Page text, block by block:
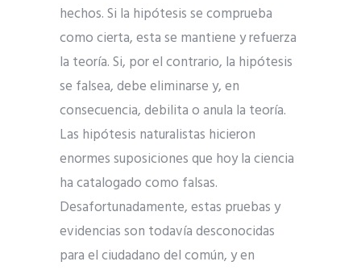
hechos. Si la hipótesis se comprueba
como cierta, esta se mantiene y refuerza
la teoría. Si, por el contrario, la hipótesis
se falsea, debe eliminarse y, en
consecuencia, debilita o anula la teoría.
Las hipótesis naturalistas hicieron
enormes suposiciones que hoy la ciencia
ha catalogado como falsas.
Desafortunadamente, estas pruebas y
evidencias son todavía desconocidas
para el ciudadano del común, y en